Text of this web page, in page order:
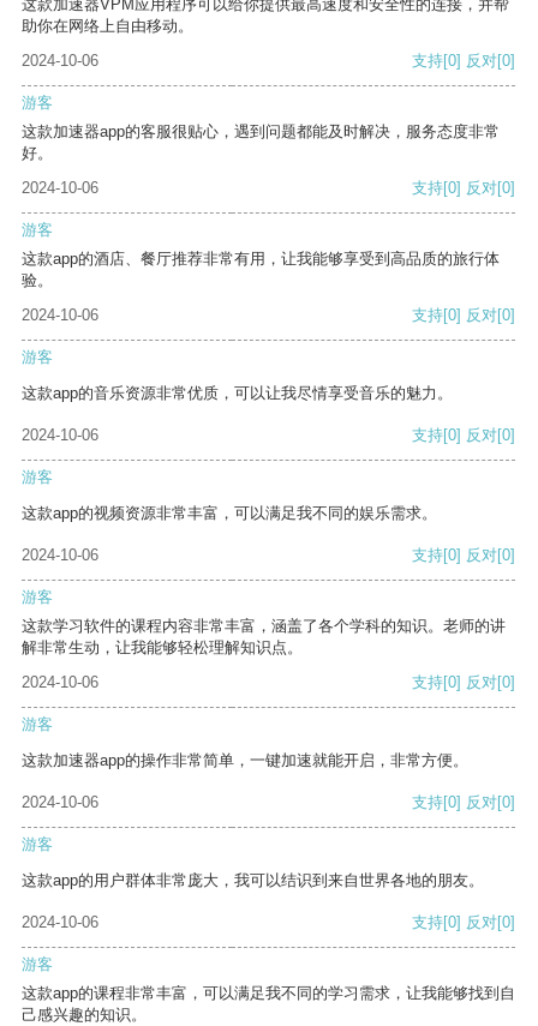
这款加速器VPM应用程序可以给你提供最高速度和安全性的连接，并帮
助你在网络上自由移动。
2024-10-06
支持[0] 反对[0]
游客
这款加速器app的客服很贴心，遇到问题都能及时解决，服务态度非常
好。
2024-10-06
支持[0] 反对[0]
游客
这款app的酒店、餐厅推荐非常有用，让我能够享受到高品质的旅行体
验。
2024-10-06
支持[0] 反对[0]
游客
这款app的音乐资源非常优质，可以让我尽情享受音乐的魅力。
2024-10-06 支持[0] 反对[0]
游客
这款app的视频资源非常丰富，可以满足我不同的娱乐需求。
2024-10-06 支持[0] 反对[0]
游客
这款学习软件的课程内容非常丰富，涵盖了各个学科的知识。老师的讲
解非常生动，让我能够轻松理解知识点。
2024-10-06
支持[0] 反对[0]
游客
这款加速器app的操作非常简单，一键加速就能开启，非常方便。
2024-10-06 支持[0] 反对[0]
游客
这款app的用户群体非常庞大，我可以结识到来自世界各地的朋友。
2024-10-06 支持[0] 反对[0]
游客
这款app的课程非常丰富，可以满足我不同的学习需求，让我能够找到自
己感兴趣的知识。